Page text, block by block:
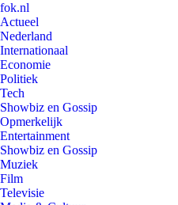
fok.nl
Actueel
Nederland
Internationaal
Economie
Politiek
Tech
Showbiz en Gossip
Opmerkelijk
Entertainment
Showbiz en Gossip
Muziek
Film
Televisie